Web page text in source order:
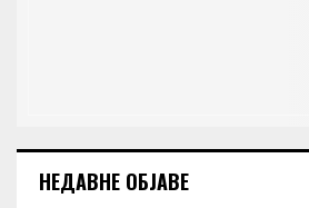
НЕДАВНЕ ОБЈАВЕ